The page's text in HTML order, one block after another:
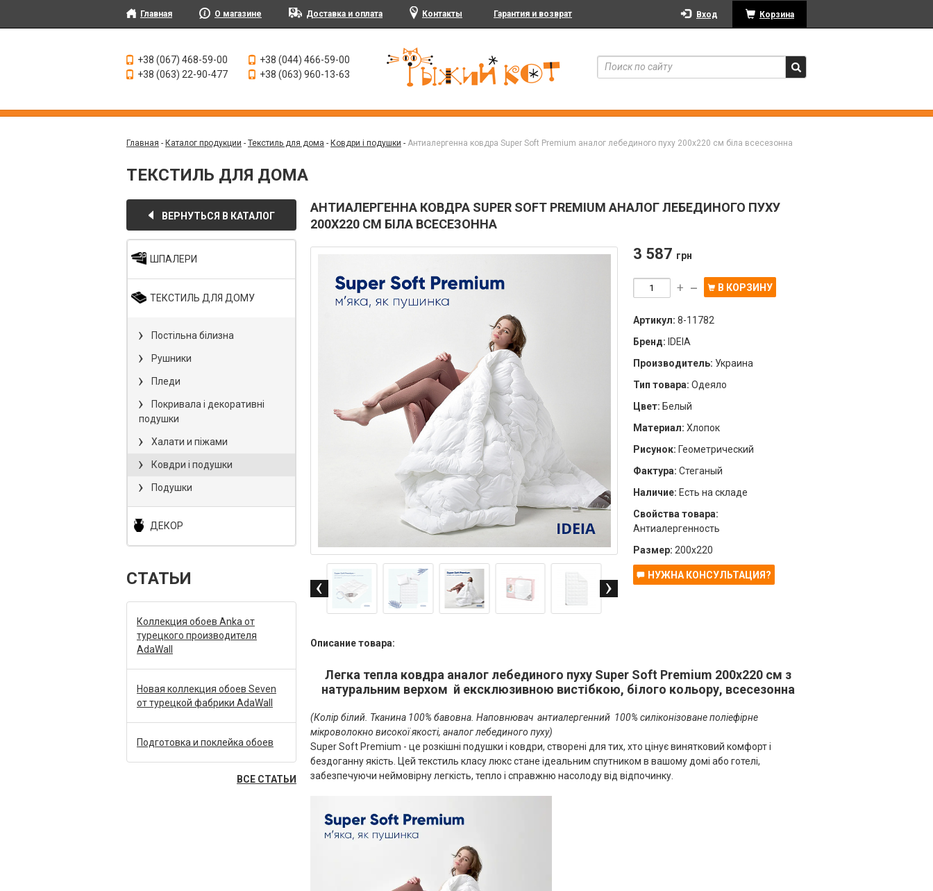
Главная О магазине Доставка и оплата Контакты Гарантия и возврат Вход Корзина
+38 (067) 468-59-00
+38 (044) 466-59-00
+38 (063) 22-90-477
+38 (063) 960-13-63
Главная - Каталог продукции - Текстиль для дома - Ковдри і подушки - Антиалергенна ковдра Super Soft Premium аналог лебединого пуху 200х220 см біла всесезонна
ТЕКСТИЛЬ ДЛЯ ДОМА
ВЕРНУТЬСЯ В КАТАЛОГ
ШПАЛЕРИ
ТЕКСТИЛЬ ДЛЯ ДОМУ
Постільна білизна
Рушники
Пледи
Покривала і декоративні
подушки
Халати и піжами
Ковдри і подушки
Подушки
ДЕКОР
СТАТЬИ
Коллекция обоев Anka от
турецкого производителя
AdaWall
Новая коллекция обоев Seven
от турецкой фабрики AdaWall
Подготовка и поклейка обоев
ВСЕ СТАТЬИ
АНТИАЛЕРГЕННА КОВДРА SUPER SOFT PREMIUM АНАЛОГ ЛЕБЕДИНОГО ПУХУ
200Х220 СМ БІЛА ВСЕСЕЗОННА
3 587 грн
+ — В КОРЗИНУ
Артикул: 8-11782
Бренд: IDEIA
Производитель: Украина
Тип товара: Одеяло
Цвет: Белый
Материал: Хлопок
Рисунок: Геометрический
Фактура: Стеганый
Наличие: Есть на складе
Свойства товара:
Антиалергенность
Размер: 200х220
НУЖНА КОНСУЛЬТАЦИЯ?
Описание товара:
Легка тепла ковдра аналог лебединого пуху Super Soft Premium 200х220 см з
натуральним верхом й ексклюзивною вистібкою, білого кольору, всесезонна
(Колір білий. Тканина 100% бавовна. Наповнювач антиалергенний 100% силіконізоване поліефірне
мікроволокно високої якості, аналог лебединого пуху)
Super Soft Premium - це розкішні подушки і ковдри, створені для тих, хто цінує винятковий комфорт і
бездоганну якість. Цей текстиль класу люкс стане ідеальним спутником в вашому домі або готелі,
забезпечуючи неймовірну легкість, тепло і справжню насолоду від відпочинку.